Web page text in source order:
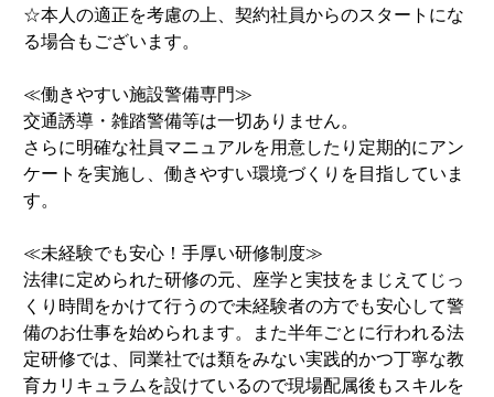
☆本人の適正を考慮の上、契約社員からのスタートにな
る場合もございます。
≪働きやすい施設警備専門≫
交通誘導・雑踏警備等は一切ありません。
さらに明確な社員マニュアルを用意したり定期的にアン
ケートを実施し、働きやすい環境づくりを目指していま
す。
≪未経験でも安心！手厚い研修制度≫
法律に定められた研修の元、座学と実技をまじえてじっ
くり時間をかけて行うので未経験者の方でも安心して警
備のお仕事を始められます。また半年ごとに行われる法
定研修では、同業社では類をみない実践的かつ丁寧な教
育カリキュラムを設けているので現場配属後もスキルを